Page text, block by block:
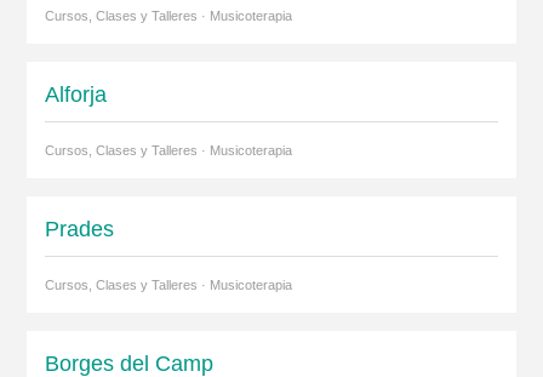
Cursos, Clases y Talleres · Musicoterapia
Alforja
Cursos, Clases y Talleres · Musicoterapia
Prades
Cursos, Clases y Talleres · Musicoterapia
Borges del Camp